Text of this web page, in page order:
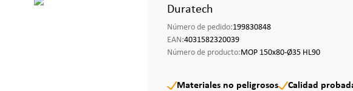
Duratech
Número de pedido:199830848
EAN:4031582320039
Número de producto:MOP 150x80-Ø35 HL90
Materiales no peligrosos
Calidad